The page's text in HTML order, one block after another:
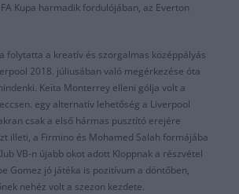
Kupa harmadik fordulójában, az Everton
folytatta a kreatív és szorgalmas középpályás
2018. júliusában való megérkezése óta
Keïta Monterrey elleni gólja volt a
egy alternatív lehetőség a Liverpool
csak a első hármas pusztító erejére
illeti, a Firmino és Mohamed Salah formájába
VB-n újabb okot adott Kloppnak a részvétel
Gomez jó játéka is pozitívum a döntőben,
nehéz volt a szezon kezdete.